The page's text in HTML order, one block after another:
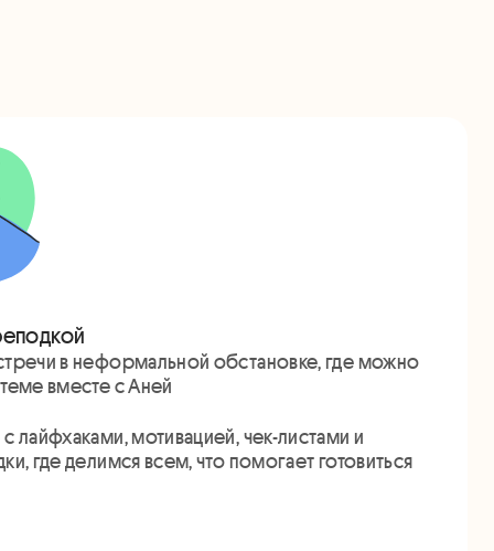
в неформальной обстановке, где можно
вместе с Аней
лайфхаками, мотивацией, чек-листами и
где делимся всем, что помогает готовиться